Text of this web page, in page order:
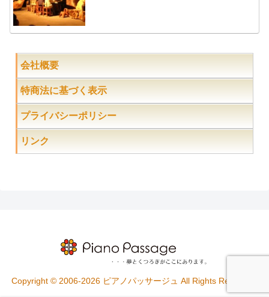
会社概要
特商法に基づく表示
プライバシーポリシー
リンク
Copyright © 2006-2026 ピアノパッサージュ All Rights Reserved.